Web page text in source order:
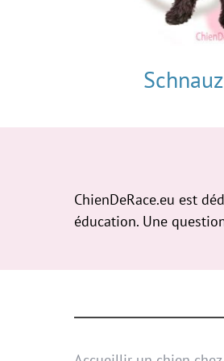
ChienDeRace.eu est
éducation. Une